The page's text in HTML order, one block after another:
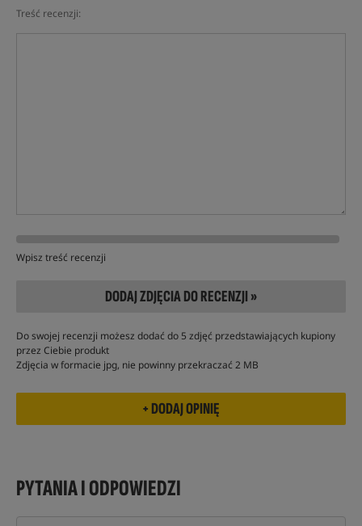
Treść recenzji:
Wpisz treść recenzji
DODAJ ZDJĘCIA DO RECENZJI »
Do swojej recenzji możesz dodać do 5 zdjęć przedstawiających kupiony
przez Ciebie produkt
Zdjęcia w formacie jpg, nie powinny przekraczać 2 MB
PYTANIA I ODPOWIEDZI